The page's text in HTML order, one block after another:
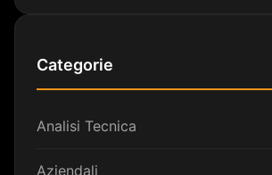
Categorie
Analisi Tecnica
Aziendali